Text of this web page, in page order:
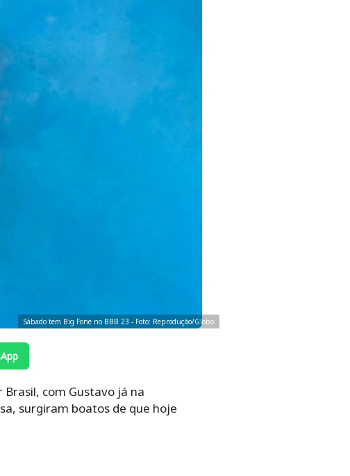
Sábado tem Big Fone no BBB 23 - Foto: Reprodução/Globo
com Gustavo já na
surgiram boatos de que hoje